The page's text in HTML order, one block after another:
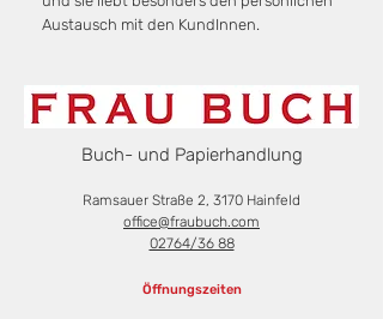
Austausch mit den KundInnen.
Buch- und Papierhandlung
Ramsauer Straße 2, 3170 Hainfeld
office@fraubuch.com
02764/36 88
Öffnungszeiten